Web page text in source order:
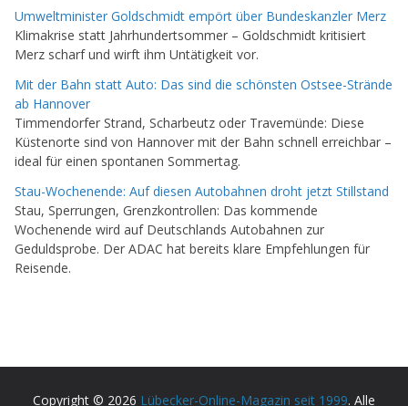
Umweltminister Goldschmidt empört über Bundeskanzler Merz
Klimakrise statt Jahrhundertsommer – Goldschmidt kritisiert
Merz scharf und wirft ihm Untätigkeit vor.
Mit der Bahn statt Auto: Das sind die schönsten Ostsee-Strände
ab Hannover
Timmendorfer Strand, Scharbeutz oder Travemünde: Diese
Küstenorte sind von Hannover mit der Bahn schnell erreichbar –
ideal für einen spontanen Sommertag.
Stau-Wochenende: Auf diesen Autobahnen droht jetzt Stillstand
Stau, Sperrungen, Grenzkontrollen: Das kommende
Wochenende wird auf Deutschlands Autobahnen zur
Geduldsprobe. Der ADAC hat bereits klare Empfehlungen für
Reisende.
Copyright © 2026 Lübecker-Online-Magazin seit 1999. Alle